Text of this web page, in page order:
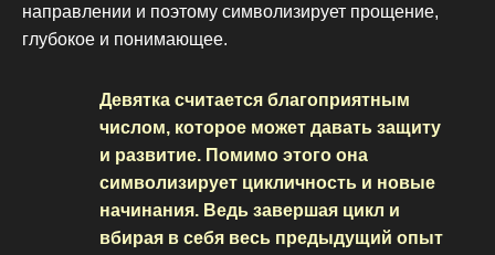
направлении и поэтому символизирует прощение,
глубокое и понимающее.
Девятка считается благоприятным
числом, которое может давать защиту
и развитие. Помимо этого она
символизирует цикличность и новые
начинания. Ведь завершая цикл и
вбирая в себя весь предыдущий опыт